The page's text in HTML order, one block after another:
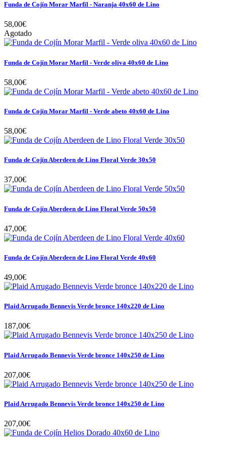
Funda de Cojín Morar Marfil - Naranja 40x60 de Lino
58,00€
Agotado
Funda de Cojín Morar Marfil - Verde oliva 40x60 de Lino
58,00€
Funda de Cojín Morar Marfil - Verde abeto 40x60 de Lino
58,00€
Funda de Cojín Aberdeen de Lino Floral Verde 30x50
37,00€
Funda de Cojín Aberdeen de Lino Floral Verde 50x50
47,00€
Funda de Cojín Aberdeen de Lino Floral Verde 40x60
49,00€
Plaid Arrugado Bennevis Verde bronce 140x220 de Lino
187,00€
Plaid Arrugado Bennevis Verde bronce 140x250 de Lino
207,00€
Plaid Arrugado Bennevis Verde bronce 140x250 de Lino
207,00€